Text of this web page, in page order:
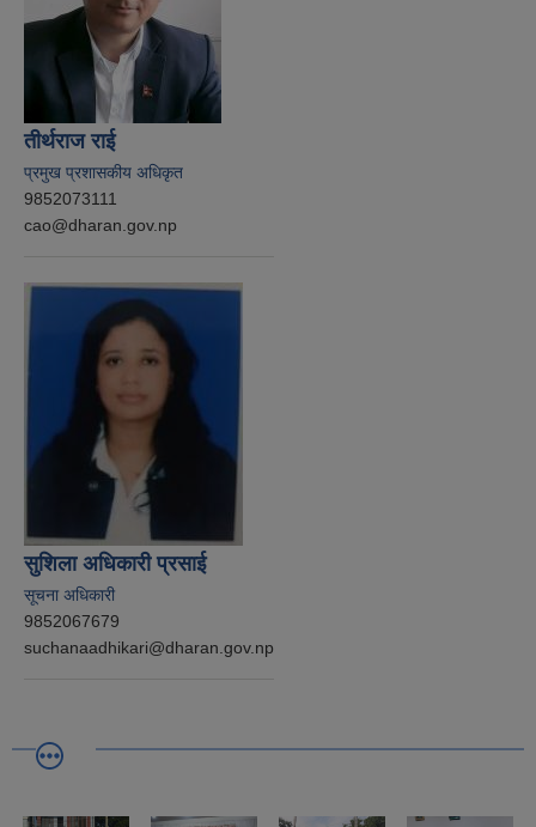
तीर्थराज राई
प्रमुख प्रशासकीय अधिकृत
9852073111
cao@dharan.gov.np
सुशिला अधिकारी प्रसाई
सूचना अधिकारी
9852067679
suchanaadhikari@dharan.gov.np